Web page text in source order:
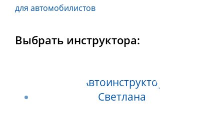
для автомобилистов
Выбрать инструктора: